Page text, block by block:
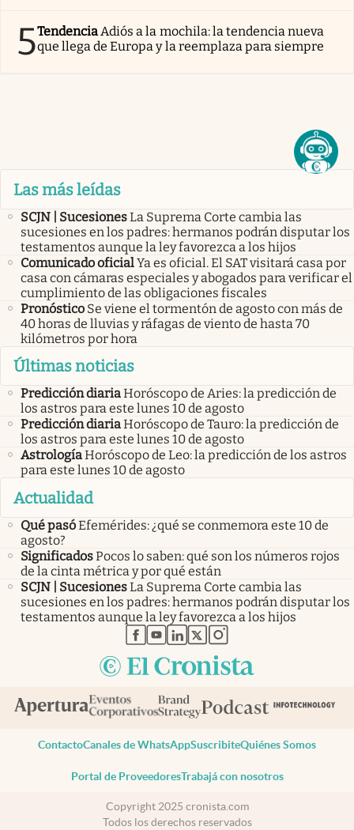
5TendenciaAdiós a la mochila: la tendencia nueva
que llega de Europa y la reemplaza para siempre
Las más leídas
SCJN | SucesionesLa Suprema Corte cambia las
sucesiones en los padres: hermanos podrán disputar los
testamentos aunque la ley favorezca a los hijos
Comunicado oficialYa es oficial. El SAT visitará casa por
casa con cámaras especiales y abogados para verificar el
cumplimiento de las obligaciones fiscales
Pronóstico Se viene el tormentón de agosto con más de
40 horas de lluvias y ráfagas de viento de hasta 70
kilómetros por hora
Últimas noticias
Predicción diariaHoróscopo de Aries: la predicción de
los astros para este lunes 10 de agosto
Predicción diariaHoróscopo de Tauro: la predicción de
los astros para este lunes 10 de agosto
AstrologíaHoróscopo de Leo: la predicción de los astros
para este lunes 10 de agosto
Actualidad
Qué pasóEfemérides: ¿qué se conmemora este 10 de
agosto?
SignificadosPocos lo saben: qué son los números rojos
de la cinta métrica y por qué están
SCJN | SucesionesLa Suprema Corte cambia las
sucesiones en los padres: hermanos podrán disputar los
testamentos aunque la ley favorezca a los hijos
abre en nueva pestaña
abre en nueva pestaña
abre en nueva pestaña
abre en nueva pestaña
abre en nueva pestaña
ContactoCanales de WhatsAppSuscribiteQuiénes Somos
Portal de ProveedoresTrabajá con nosotros
Copyright 2025 cronista.com
Todos los derechos reservados